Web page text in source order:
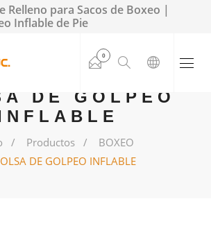
Relleno para Sacos de Boxeo |
Inflable de Pie
0
DE GOLPEO
Productos
BOXEO
DE GOLPEO INFLABLE